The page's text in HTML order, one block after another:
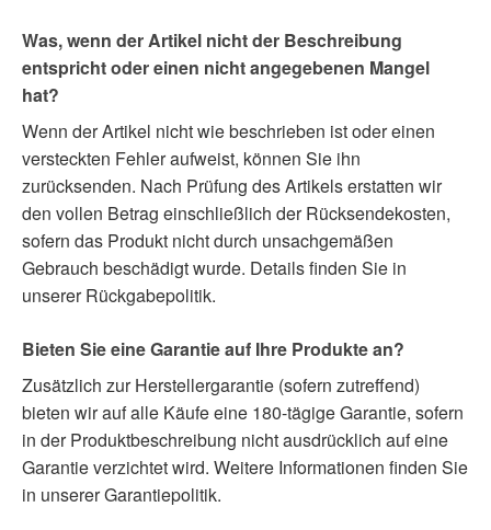
Was, wenn der Artikel nicht der Beschreibung
entspricht oder einen nicht angegebenen Mangel
hat?
Wenn der Artikel nicht wie beschrieben ist oder einen
versteckten Fehler aufweist, können Sie ihn
zurücksenden. Nach Prüfung des Artikels erstatten wir
den vollen Betrag einschließlich der Rücksendekosten,
sofern das Produkt nicht durch unsachgemäßen
Gebrauch beschädigt wurde. Details finden Sie in
unserer Rückgabepolitik.
Bieten Sie eine Garantie auf Ihre Produkte an?
Zusätzlich zur Herstellergarantie (sofern zutreffend)
bieten wir auf alle Käufe eine 180-tägige Garantie, sofern
in der Produktbeschreibung nicht ausdrücklich auf eine
Garantie verzichtet wird. Weitere Informationen finden Sie
in unserer Garantiepolitik.